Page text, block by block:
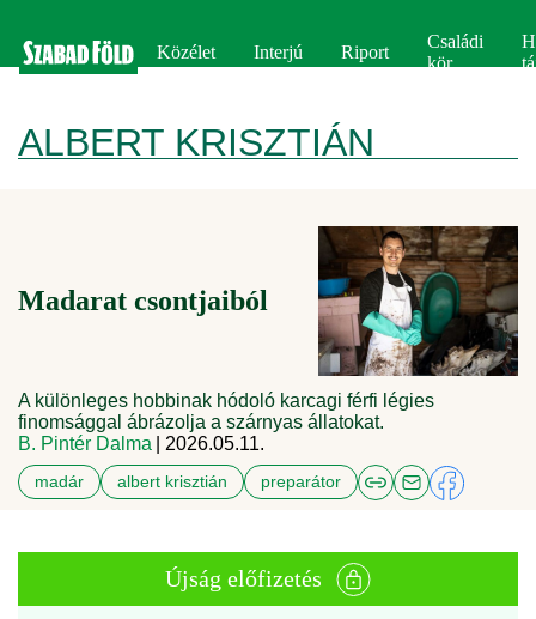
Közélet Interjú Riport
Családi
kör
ALBERT KRISZTIÁN
Madarat csontjaiból
A különleges hobbinak hódoló karcagi férfi légies
finomsággal ábrázolja a szárnyas állatokat.
B. Pintér Dalma
| 2026.05.11.
madár albert krisztián preparátor
Újság előfizetés